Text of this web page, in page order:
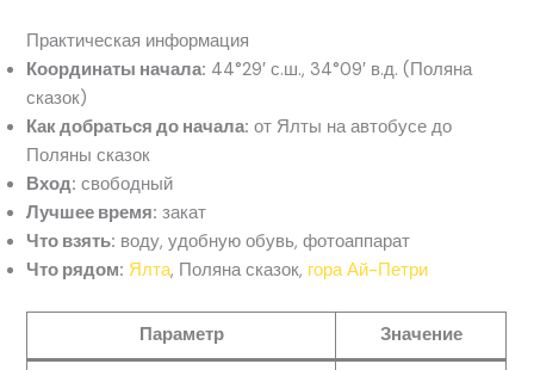
Практическая информация
Координаты начала: 44°29′ с.ш., 34°09′ в.д. (Поляна
сказок)
Как добраться до начала: от Ялты на автобусе до
Поляны сказок
Вход: свободный
Лучшее время: закат
Что взять: воду, удобную обувь, фотоаппарат
Что рядом: Ялта, Поляна сказок, гора Ай-Петри
Параметр Значение